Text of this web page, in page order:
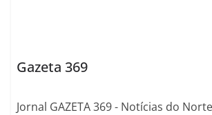
Gazeta 369
Jornal GAZETA 369 - Notícias do